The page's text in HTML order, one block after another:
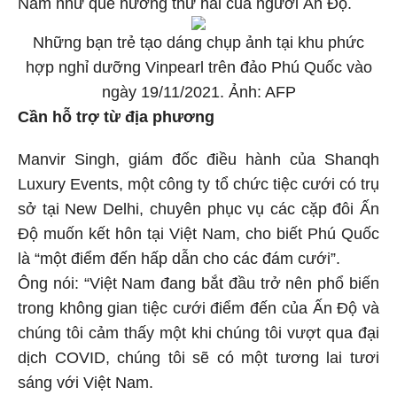
Nam như quê hương thứ hai của người Ấn Độ.
Những bạn trẻ tạo dáng chụp ảnh tại khu phức
hợp nghỉ dưỡng Vinpearl trên đảo Phú Quốc vào
ngày 19/11/2021. Ảnh: AFP
Cần hỗ trợ từ địa phương
Manvir Singh, giám đốc điều hành của Shanqh
Luxury Events, một công ty tổ chức tiệc cưới có trụ
sở tại New Delhi, chuyên phục vụ các cặp đôi Ấn
Độ muốn kết hôn tại Việt Nam, cho biết Phú Quốc
là “một điểm đến hấp dẫn cho các đám cưới”.
Ông nói: “Việt Nam đang bắt đầu trở nên phổ biến
trong không gian tiệc cưới điểm đến của Ấn Độ và
chúng tôi cảm thấy một khi chúng tôi vượt qua đại
dịch COVID, chúng tôi sẽ có một tương lai tươi
sáng với Việt Nam.